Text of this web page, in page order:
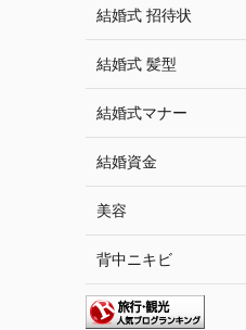
結婚式 招待状
結婚式 髪型
結婚式マナー
結婚資金
美容
背中ニキビ